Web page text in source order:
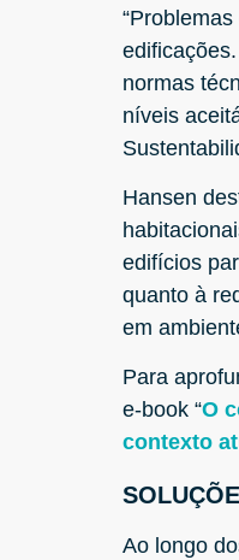
normas
níveis
Hansen
edifícios
quanto à
em
Para
e-book “O
contexto
Ao longo